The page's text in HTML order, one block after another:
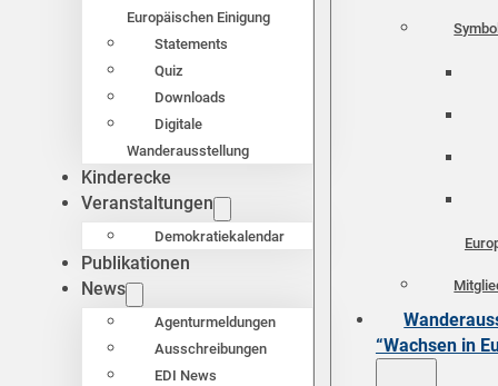
Europäischen Einigung
Statements
Quiz
Downloads
Digitale
Wanderausstellung
Kinderecke
Veranstaltungen
Demokratiekalendar
Publikationen
News
Agenturmeldungen
Ausschreibungen
EDI News
“Wachsen in